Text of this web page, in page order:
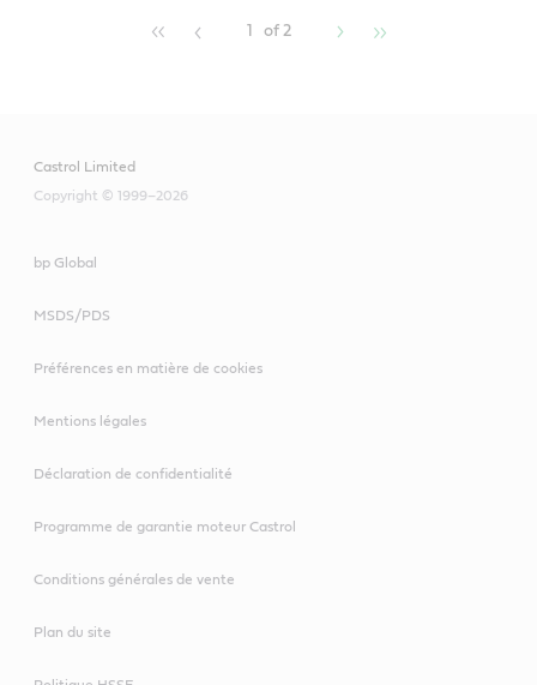
1 of 2
Castrol Limited
Copyright © 1999–2026
bp Global
MSDS/PDS
Préférences en matière de cookies
Mentions légales
Déclaration de confidentialité
Programme de garantie moteur Castrol
Conditions générales de vente
Plan du site